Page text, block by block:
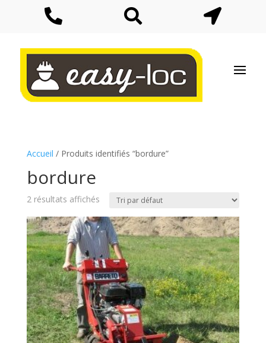
  
Accueil / Produits identifiés “bordure”
bordure
2 résultats affichés